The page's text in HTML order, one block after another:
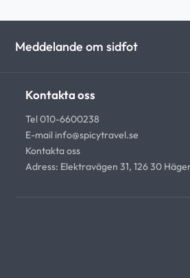
Meddelande om sidfot
Kontakta oss
Tel 010-6600238
E-mail info@spicytravel.se
Kontakta oss
Adress: Elektravägen 31, 126 30